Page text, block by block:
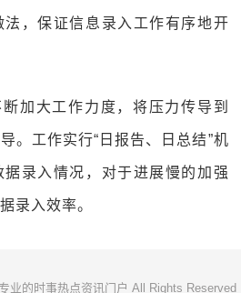
，保证信息录入工作有序地开
加大工作力度，将压力传导到
。工作实行“日报告、日总结”机
录入情况，对于进展慢的加强
录入效率。
业的时事热点资讯门户 All Rights Reserved